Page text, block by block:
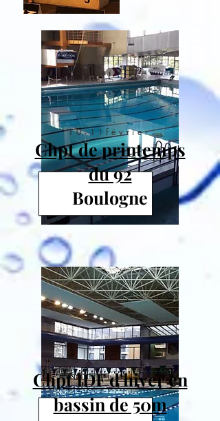
Chpt de printemps
du 92
Boulogne
10-11février
2-4 mars
Chpt IDF d'hiver en
bassin de 50m